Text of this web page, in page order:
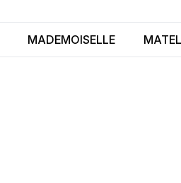
MADEMOISELLE